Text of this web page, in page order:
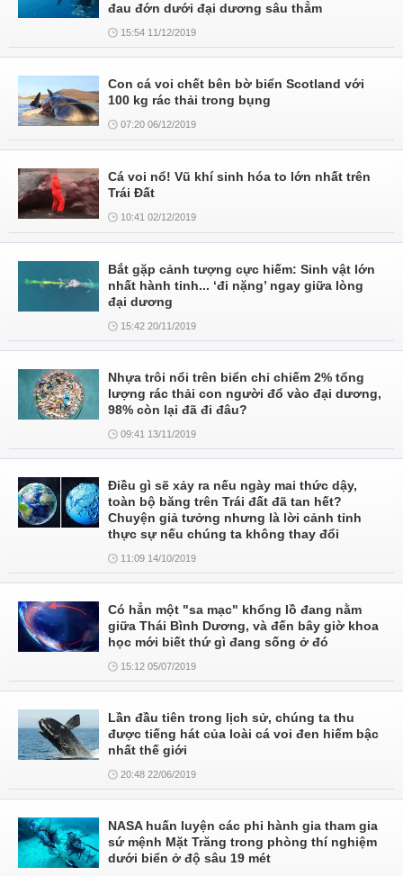
đau đớn dưới đại dương sâu thẳm
15:54 11/12/2019
Con cá voi chết bên bờ biển Scotland với
100 kg rác thải trong bụng
07:20 06/12/2019
Cá voi nổ! Vũ khí sinh hóa to lớn nhất trên
Trái Đất
10:41 02/12/2019
Bắt gặp cảnh tượng cực hiếm: Sinh vật lớn
nhất hành tinh... ‘đi nặng’ ngay giữa lòng
đại dương
15:42 20/11/2019
Nhựa trôi nổi trên biển chỉ chiếm 2% tổng
lượng rác thải con người đổ vào đại dương,
98% còn lại đã đi đâu?
09:41 13/11/2019
Điều gì sẽ xảy ra nếu ngày mai thức dậy,
toàn bộ băng trên Trái đất đã tan hết?
Chuyện giả tưởng nhưng là lời cảnh tỉnh
thực sự nếu chúng ta không thay đổi
11:09 14/10/2019
Có hẳn một "sa mạc" khổng lồ đang nằm
giữa Thái Bình Dương, và đến bây giờ khoa
học mới biết thứ gì đang sống ở đó
15:12 05/07/2019
Lần đầu tiên trong lịch sử, chúng ta thu
được tiếng hát của loài cá voi đen hiếm bậc
nhất thế giới
20:48 22/06/2019
NASA huấn luyện các phi hành gia tham gia
sứ mệnh Mặt Trăng trong phòng thí nghiệm
dưới biển ở độ sâu 19 mét